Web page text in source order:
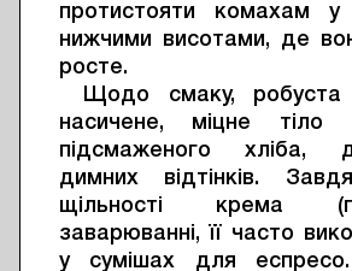
протистояти комахам у
нижчими висотами, де
росте.
Щодо смаку,
насичене, міцне тіло
підсмаженого хліба,
димних відтінків.
щільності крема
заварюванні, її часто
у сумішах для